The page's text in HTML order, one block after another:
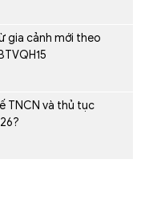
gia cảnh mới theo
TNCN và thủ tục